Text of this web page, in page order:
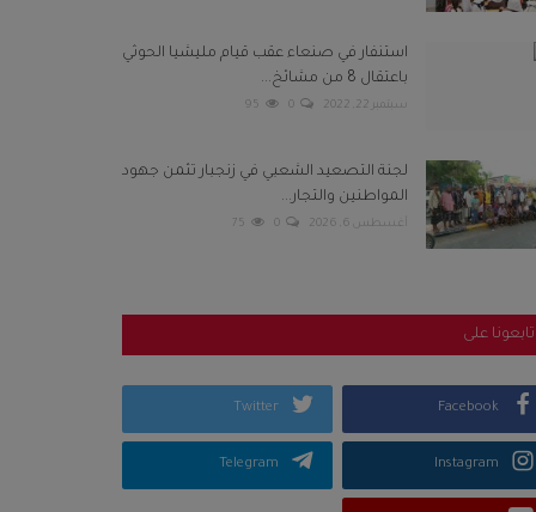
استنفار في صنعاء عقب قيام مليشيا الحوثي
باعتقال 8 من مشائخ...
سبتمبر 22, 2022 0
95
لجنة التصعيد الشعبي في زنجبار تثمن جهود
المواطنين والتجار...
أغسطس 6, 2026 0
75
تابعونا على
Facebook
Twitter
Instagram
Telegram